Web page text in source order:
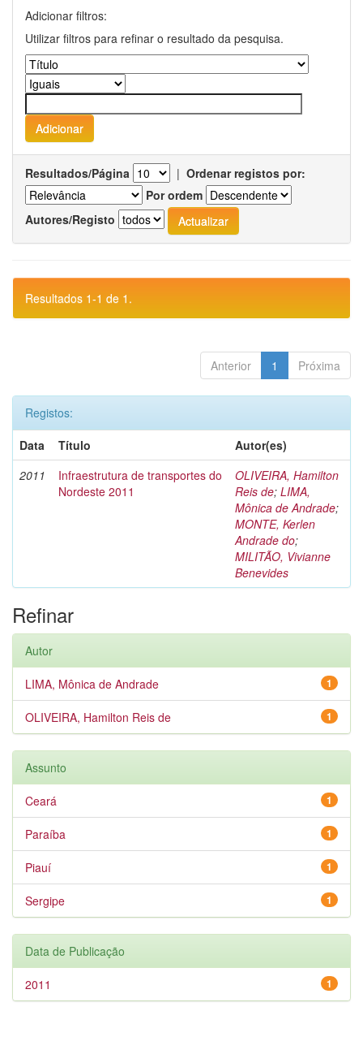
Adicionar filtros:
Utilizar filtros para refinar o resultado da pesquisa.
Resultados/Página | Ordenar registos por:
Por ordem
Autores/Registo
Resultados 1-1 de 1.
Anterior 1 Próxima
Registos:
Data
Título
Autor(es)
2011
Infraestrutura de transportes do
Nordeste 2011
OLIVEIRA, Hamilton
Reis de; LIMA,
Mônica de Andrade;
MONTE, Kerlen
Andrade do;
MILITÃO, Vivianne
Benevides
Refinar
Autor
1
LIMA, Mônica de Andrade
1
OLIVEIRA, Hamilton Reis de
Assunto
1
Ceará
1
Paraíba
1
Piauí
1
Sergipe
Data de Publicação
1
2011